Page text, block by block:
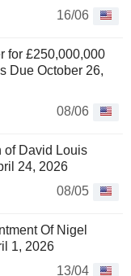
16/06
for £250,000,000
Due October 26,
08/06
of David Louis
24, 2026
08/05
Of Nigel
1, 2026
13/04